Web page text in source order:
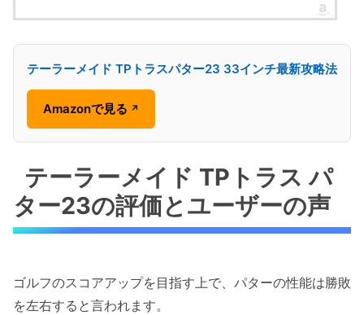
テーラーメイド TPトラスパター23 33インチ最新攻略法
Amazonで見る ↗
テーラーメイド TPトラス パ
ター23の評価とユーザーの声
ゴルフのスコアアップを目指す上で、パターの性能は勝敗
を左右すると言われます。